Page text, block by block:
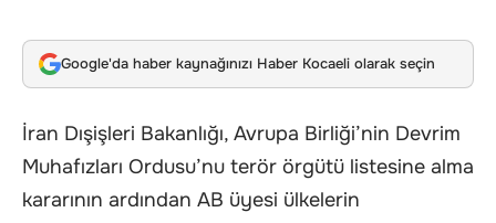
Google'da haber kaynağınızı Haber Kocaeli olarak seçin
İran Dışişleri Bakanlığı, Avrupa Birliği’nin Devrim
Muhafızları Ordusu’nu terör örgütü listesine alma
kararının ardından AB üyesi ülkelerin